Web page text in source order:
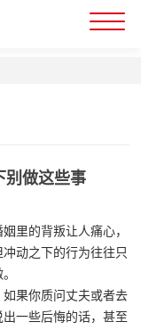
别做这些事
里的背叛让人痛心，
动之下的行为往往只
果你质问丈夫或者去
一些后悔的话，甚至